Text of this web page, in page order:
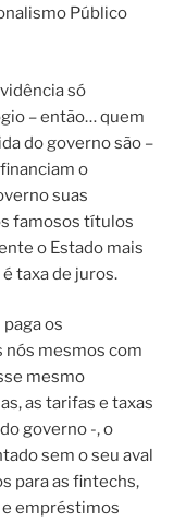
Público
só
– então… quem
do governo são –
o
suas
famosos títulos
o Estado mais
taxa de juros.
os
nós mesmos com
mesmo
as tarifas e taxas
governo -, o
sem o seu aval
para as fintechs,
empréstimos